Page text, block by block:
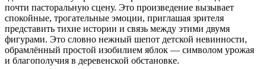
почти пасторальную сцену. Это произведение вызывает
спокойные, трогательные эмоции, приглашая зрителя
представить тихие истории и связь между этими двумя
фигурами. Это словно нежный шепот детской невинности,
обрамлённый простой изобилием яблок — символом урожая
и благополучия в деревенской обстановке.